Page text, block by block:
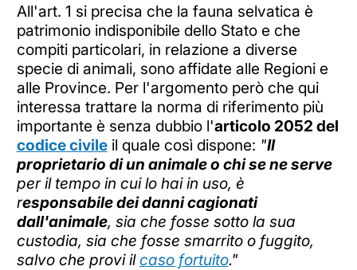
All'art. 1 si precisa che la fauna selvatica è
patrimonio indisponibile dello Stato e che
compiti particolari, in relazione a diverse
specie di animali, sono affidate alle Regioni e
alle Province. Per l'argomento però che qui
interessa trattare la norma di riferimento più
importante è senza dubbio l'articolo 2052 del
codice civileil quale così dispone: "Il
proprietario di un animale o chi se ne serve
per il tempo in cui lo hai in uso, è
responsabile dei danni cagionati
dall'animale, sia che fosse sotto la sua
custodia, sia che fosse smarrito o fuggito,
salvo che provi ilcaso fortuito."